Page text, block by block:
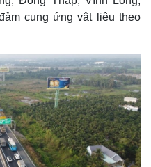
cung ứng vật liệu theo